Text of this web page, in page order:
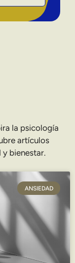
la psicología
artículos
y bienestar.
ANSIEDAD